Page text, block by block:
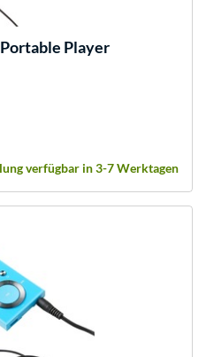
Player
verfügbar in 3-7 Werktagen